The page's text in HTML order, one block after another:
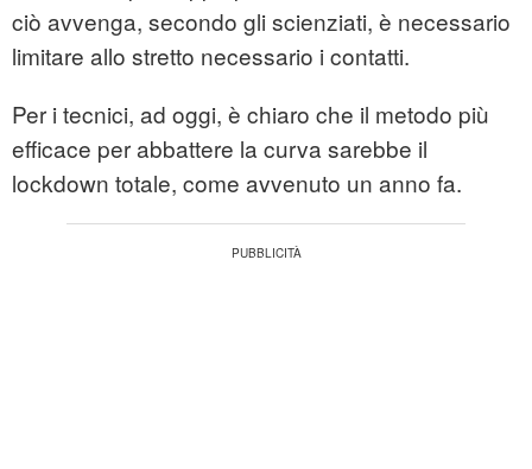
ciò avvenga, secondo gli scienziati, è necessario
limitare allo stretto necessario i contatti.
Per i tecnici, ad oggi, è chiaro che il metodo più
efficace per abbattere la curva sarebbe il
lockdown totale, come avvenuto un anno fa.